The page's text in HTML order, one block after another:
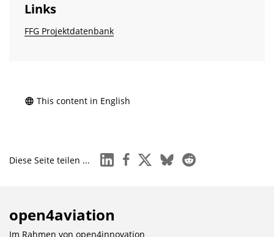
Links
FFG Projektdatenbank
This content in English
Diese Seite teilen ... linkedinfacebook
x blueskyreddit
open4aviation
Im Rahmen von open4innovation